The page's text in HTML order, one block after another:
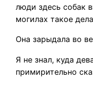
люди здесь собак
могилах такое
Она зарыдала во
Я не знал, куда
примирительно